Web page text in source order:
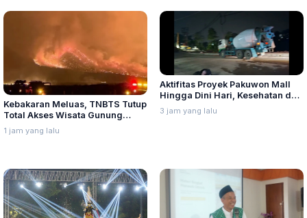
Kebakaran Meluas, TNBTS Tutup
Total Akses Wisata Gunung
Bromo
1 jam yang lalu
Aktifitas Proyek Pakuwon Mall
Hingga Dini Hari, Kesehatan dan
Ketenangan Warga Gombel
Lama Terganggu
3 jam yang lalu